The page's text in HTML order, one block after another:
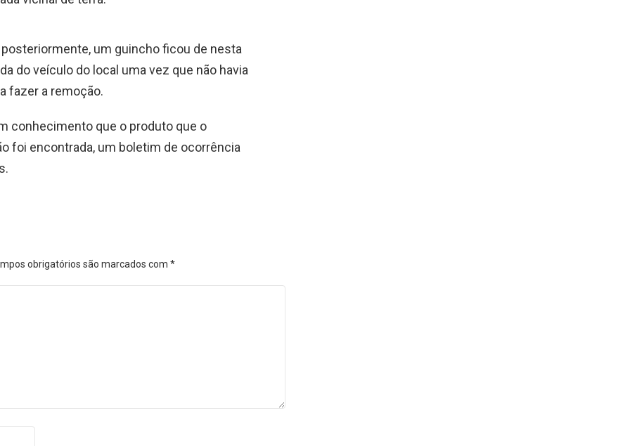
um guincho ficou de nesta
do veículo do local uma vez que não havia
fazer a remoção.
conhecimento que o produto que o
foi encontrada, um boletim de ocorrência
obrigatórios são marcados com *